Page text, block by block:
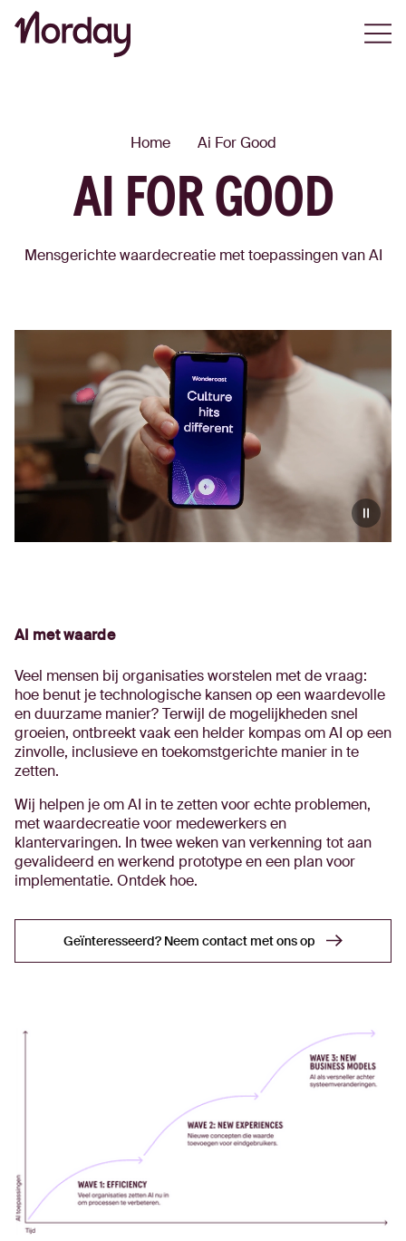
Home Ai For Good
AI FOR GOOD
Mensgerichte waardecreatie met toepassingen van AI
AI met waarde
Veel mensen bij organisaties worstelen met de vraag:
hoe benut je technologische kansen op een waardevolle
en duurzame manier? Terwijl de mogelijkheden snel
groeien, ontbreekt vaak een helder kompas om AI op een
zinvolle, inclusieve en toekomstgerichte manier in te
zetten.
Wij helpen je om AI in te zetten voor echte problemen,
met waardecreatie voor medewerkers en
klantervaringen. In twee weken van verkenning tot aan
gevalideerd en werkend prototype en een plan voor
implementatie. Ontdek hoe.
Geïnteresseerd? Neem contact met ons op
Geïnteresseerd? Neem contact met ons op